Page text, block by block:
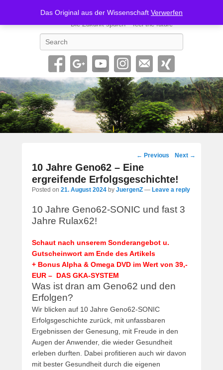
Das Original aus der Wissenschaft Verwerfen
Geno62-SONIC
Die Zukunft spüren – feel the future
Post
navigation
← Previous Next →
10 Jahre Geno62 – Eine
ergreifende Erfolgsgeschichte!
Posted on 21. August 2024 by JuergenZ — Leave a reply
10 Jahre Geno62-SONIC und fast 3
Jahre Rulax62!
Schaut nach unserem Sonderangebot u.
Gutscheinwort am Ende des Artikels
+ Bonus Alpha & Omega DVD im Wert von 39,-
EUR – DAS GKA-SYSTEM
Was ist dran am Geno62 und den
Erfolgen?
Wir blicken auf 10 Jahre Geno62-SONIC
Erfolgsgeschichte zurück, mit unfassbaren
Ergebnissen der Genesung, mit Freude in den
Augen der Anwender, die wieder Gesundheit
erleben durften. Dabei profitieren auch wir davon
mit bester Gesundheit durch die eigenen